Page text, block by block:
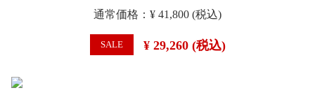
通常価格： ¥ 41,800 (税込)
SALE ¥ 29,260(税込)